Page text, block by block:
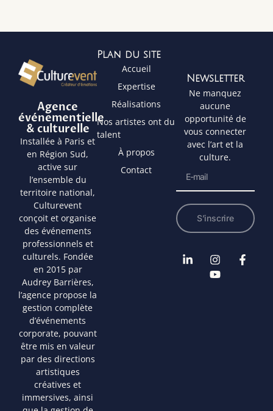
Agence
événementielle
& culturelle
Installée à Paris et
en Région Sud,
active sur
l’ensemble du
territoire national,
Culturevent
conçoit et organise
des événements
professionnels et
culturels. Fondée
en 2015 par
Audrey Barrières,
l’agence propose la
gestion complète
d’événements
corporate, pouvant
être mis en valeur
par des directions
artistiques
créatives et
immersives, ainsi
Plan du site
Accueil
Expertise
Réalisations
Nos artistes ont du
talent
À propos
Contact
Newsletter
Ne manquez
aucune
opportunité de
vous connecter
avec l’art et la
culture.
S’inscrire